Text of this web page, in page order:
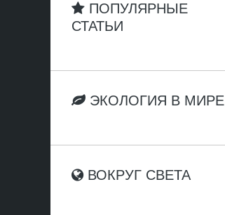
ПОПУЛЯРНЫЕ
СТАТЬИ
ЭКОЛОГИЯ В МИРЕ
ВОКРУГ СВЕТА